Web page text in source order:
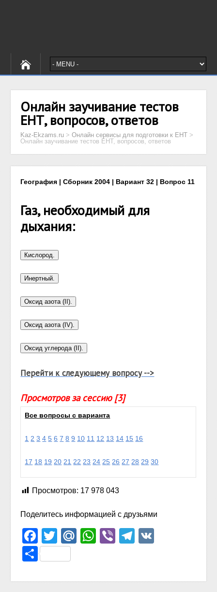
Онлайн заучивание тестов
ЕНТ, вопросов, ответов
Kaz-Ekzams.ru >Онлайн сервисы для подготовки к ЕНТ >
Онлайн заучивание тестов ЕНТ, вопросов, ответов
География | Сборник 2004 | Вариант 32 | Вопрос 11
Газ, необходимый для
дыхания:
Перейти к следующему вопросу -->
Просмотров за сессию [3]
Все вопросы с варианта
1 2 3 4 5 6 7 8 9 10 11 12 13 14 15 16
17 18 19 20 21 22 23 24 25 26 27 28 29 30
Просмотров: 17 978 043
Поделитесь информацией с друзьями
Facebook
TwitterMail.Ru
WhatsApp
ViberTelegram
Отправить